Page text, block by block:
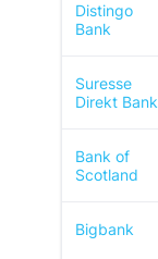
Distingo
Bank
Suresse
Direkt Bank
Bank of
Scotland
Bigbank